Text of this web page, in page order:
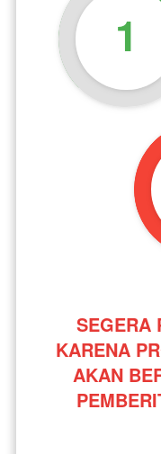
1
SEGERA
KARENA
AKAN